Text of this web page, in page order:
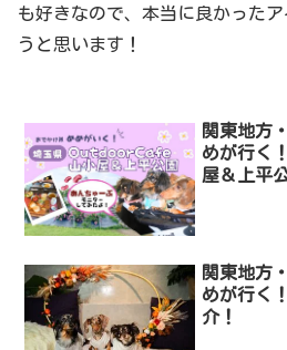
も好きなので、本当に良かった
うと思います！
関東地方
めが行く
屋＆上平
関東地方
めが行く
介！